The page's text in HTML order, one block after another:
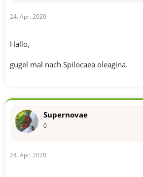
24. Apr. 2020
Hallo,
gugel mal nach Spilocaea oleagina.
Supernovae
0
24. Apr. 2020